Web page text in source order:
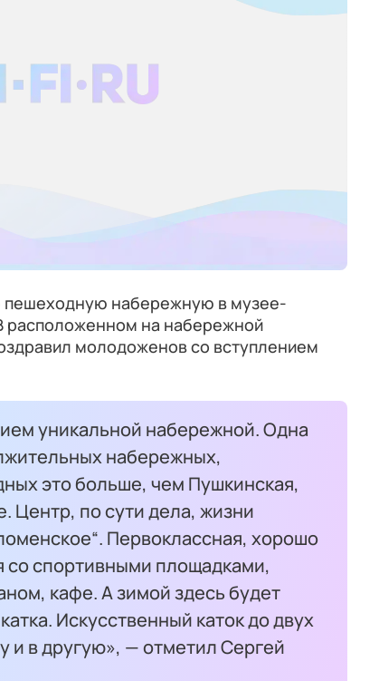
пешеходную набережную в музее-
расположенном на набережной
молодоженов со вступлением
уникальной набережной. Одна
набережных,
это больше, чем Пушкинская,
Центр, по сути дела, жизни
Первоклассная, хорошо
со спортивными площадками,
кафе. А зимой здесь будет
Искусственный каток до двух
и в другую», — отметил Сергей